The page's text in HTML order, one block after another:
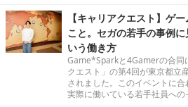
【キャリアクエスト】ゲ
こと。セガの若手の事例
いう働き方
Game*Sparkと4Gamerの合同
クエスト」の第4回が東京都立
されました。このイベントに
実際に働いている若手社員への